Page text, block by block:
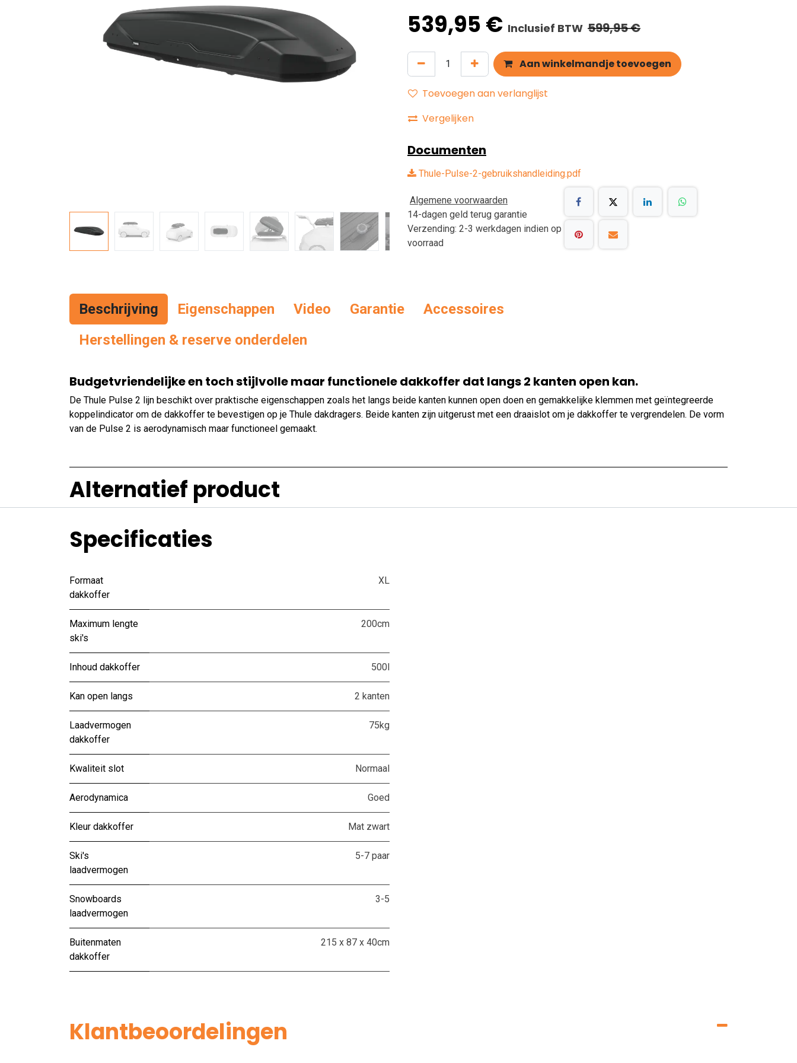
539,95€ Inclusief BTW 599,95€
Aan winkelmandje toevoegen
Toevoegen aan verlanglijst
Vergelijken
Documenten
Thule-Pulse-2-gebruikshandleiding.pdf
Algemene voorwaarden
14-dagen geld terug garantie
Verzending: 2-3 werkdagen indien op
voorraad
Beschrijving Eigenschappen Video Garantie
Accessoires
Herstellingen & reserve onderdelen
Budgetvriendelijke en toch stijlvolle maar functionele dakkoffer dat langs 2 kanten open kan.
De Thule Pulse 2 lijn beschikt over praktische eigenschappen zoals het langs beide kanten kunnen open doen en gemakkelijke klemmen met geïntegreerde
koppelindicator om de dakkoffer te bevestigen op je Thule dakdragers. Beide kanten zijn uitgerust met een draaislot om je dakkoffer te vergrendelen. De vorm
van de Pulse 2 is aerodynamisch maar functioneel gemaakt.
Alternatief product
Specificaties
Formaat
dakkoffer
XL
Maximum lengte
ski's
200cm
Inhoud dakkoffer 500l
Kan open langs 2 kanten
Laadvermogen
dakkoffer
75kg
Kwaliteit slot Normaal
Aerodynamica Goed
Kleur dakkoffer Mat zwart
Ski's
laadvermogen
5-7 paar
Snowboards
laadvermogen
3-5
Buitenmaten
dakkoffer
215 x 87 x 40cm
Klantbeoordelingen